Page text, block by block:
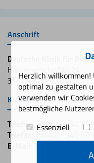
Anschrift
Deutsche Klinik für
Hannoversche Str. 24
31848 Bad Münder
Kontakt
Telefon: 05042 - 940
Telefax:
05042 - 940 691
E-Mail:
Herzlich willkommen!
optimal zu gestalten
verwenden wir
bestmögliche
Essenziell